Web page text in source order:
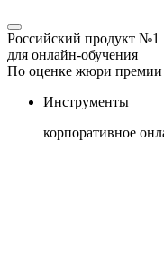
Российский продукт №1
для онлайн-обучения
По оценке жюри премии
Инструменты
корпоративное